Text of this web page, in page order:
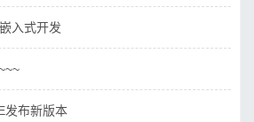
入式开发
发布新版本